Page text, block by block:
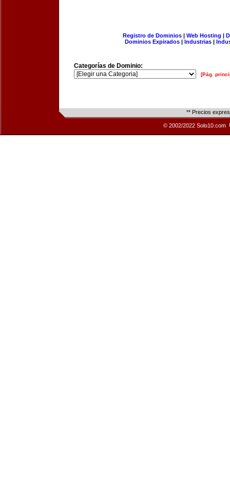
Registro de Dominios| Web Hosting |
Dominios Expirados | Industrias |
Categorías de Dominio:
[Pág.
** Precios
© 2002/2022 Solo10.com